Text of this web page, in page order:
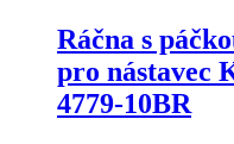
Ráčna s
pro nástavec
4779-10BR